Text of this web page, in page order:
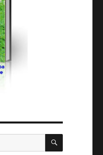
BUSCAR